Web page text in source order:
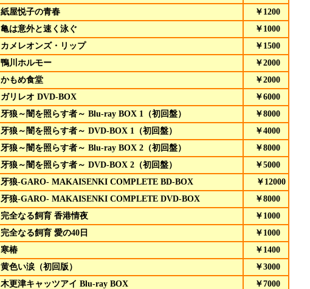
紙屋悦子の青春
￥1200
亀は意外と速く泳ぐ
￥1000
カメレオンズ・リップ
￥1500
鴨川ホルモー
￥2000
かもめ食堂
￥2000
ガリレオ DVD-BOX
￥6000
牙狼～闇を照らす者～ Blu-ray BOX 1（初回盤）
￥8000
牙狼～闇を照らす者～ DVD-BOX 1（初回盤）
￥4000
牙狼～闇を照らす者～ Blu-ray BOX 2（初回盤）
￥8000
牙狼～闇を照らす者～ DVD-BOX 2（初回盤）
￥5000
牙狼-GARO- MAKAISENKI COMPLETE BD-BOX
￥12000
牙狼-GARO- MAKAISENKI COMPLETE DVD-BOX
￥8000
完全なる飼育 香港情夜
￥1000
完全なる飼育 愛の40日
￥1000
寒椿
￥1400
黄色い涙（初回版）
￥3000
木更津キャッツアイ Blu-ray BOX
￥7000